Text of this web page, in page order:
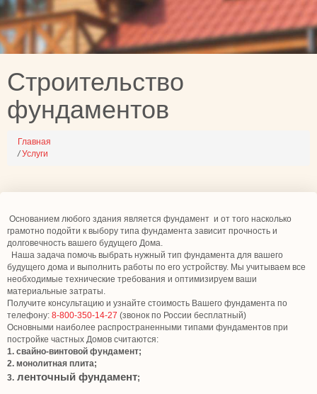
Строительство
фундаментов
Главная
/Услуги
Основанием любого здания является фундамент и от того насколько
грамотно подойти к выбору типа фундамента зависит прочность и
долговечность вашего будущего Дома.
Наша задача помочь выбрать нужный тип фундамента для вашего
будущего дома и выполнить работы по его устройству. Мы учитываем все
необходимые технические требования и оптимизируем ваши
материальные затраты.
Получите консультацию и узнайте стоимость Вашего фундамента по
телефону: 8-800-350-14-27 (звонок по России бесплатный)
Основными наиболее распространенными типами фундаментов при
постройке частных Домов считаются:
1. свайно-винтовой фундамент;
2. монолитная плита;
3. ленточный фундамент;